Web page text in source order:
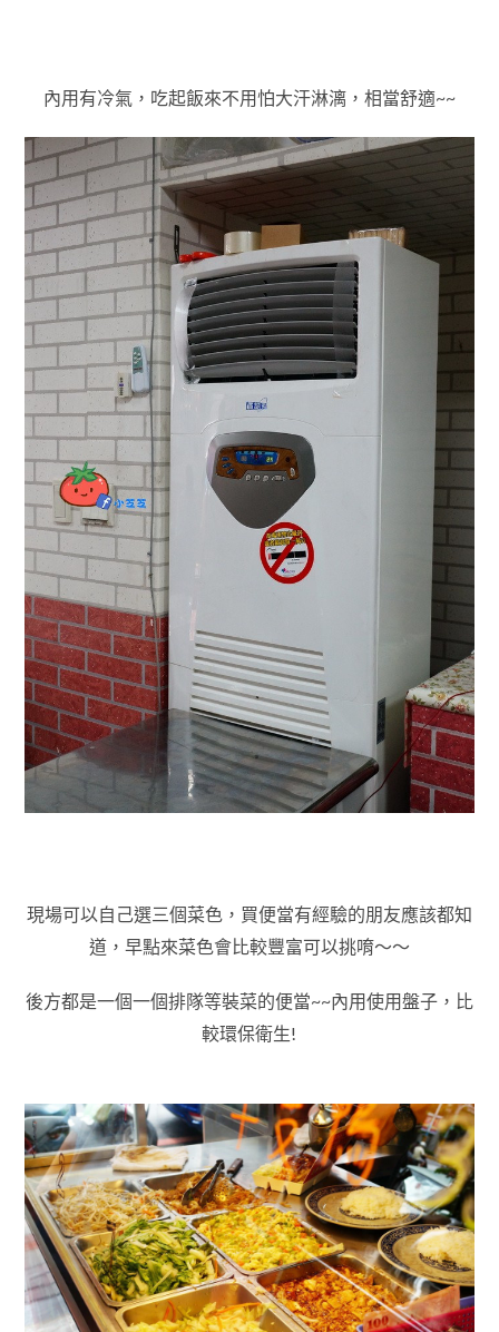
內用有冷氣，吃起飯來不用怕大汗淋漓，相當舒適~~
現場可以自己選三個菜色，買便當有經驗的朋友應該都知
道，早點來菜色會比較豐富可以挑唷～～
後方都是一個一個排隊等裝菜的便當~~內用使用盤子，比
較環保衛生!